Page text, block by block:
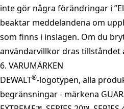
inte gör några förändringar i
beaktar meddelandena om
som finns i inslagen. Om du
användarvillkor dras tillståndet
6. VARUMÄRKEN
DEWALT®-logotypen, alla
begränsningar - märkena